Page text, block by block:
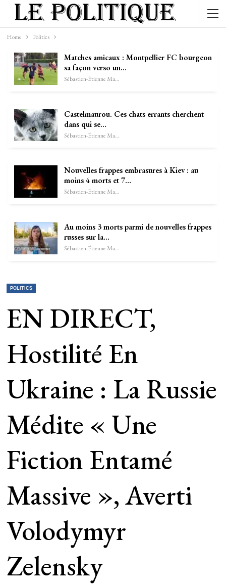
Home Politics
Matches amicaux : Montpellier FC bourgeon
sa façon verso un…
Sébastien-Étienne Marechal
Castelmaurou. Ces chats errants cherchent
dans qui se…
Sébastien-Étienne Marechal
Nouvelles frappes embrasures à Kiev : au
moins 4 morts et 7…
Sébastien-Étienne Marechal
Au moins 3 morts parmi de nouvelles frappes
russes sur la…
Sébastien-Étienne Marechal
POLITICS
EN DIRECT,
Hostilité En
Ukraine : La Russie
Médite « Une
Fiction Entamé
Massive », Averti
Volodymyr
Zelensky